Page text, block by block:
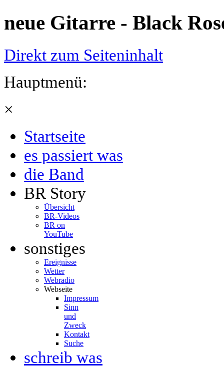
neue Gitarre - Black
Direkt zum Seiteninhalt
Hauptmenü:
×
Startseite
es passiert was
die Band
BR Story
Übersicht
BR-Videos
BR on
YouTube
sonstiges
Ereignisse
Wetter
Webradio
Webseite
Impressum
Sinn
und
Zweck
Kontakt
Suche
schreib was